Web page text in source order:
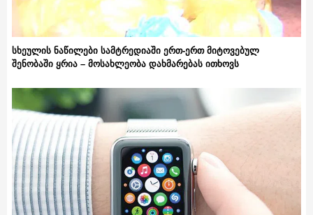
სხეულის ნაწილები სამტრედიაში ერთ-ერთ მიტოვებულ
შენობაში ყრია – მოსახლეობა დახმარებას ითხოვს